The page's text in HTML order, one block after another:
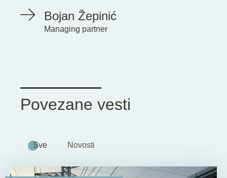
Bojan Žepinić
Managing partner
Povezane vesti
Sve Novosti